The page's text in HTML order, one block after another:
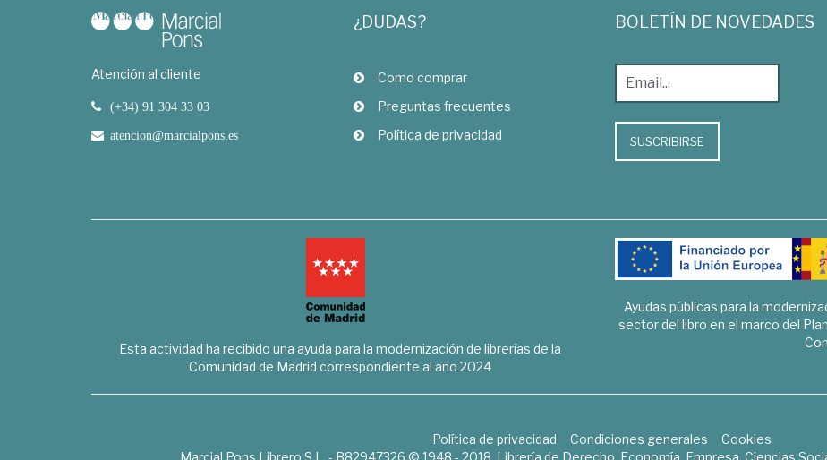
Atención al cliente
(+34) 91 304 33 03
atencion@marcialpons.es
¿DUDAS?
Como comprar
Preguntas frecuentes
Política de privacidad
BOLETÍN DE NOVEDADES
SUSCRIBIRSE
Esta actividad ha recibido una ayuda para la modernización de librerías de la
Comunidad de Madrid correspondiente al año 2024
Ayudas públicas para la
sector del libro en el marco del
Política de privacidad Condiciones generales
Cookies
Marcial Pons Librero S.L. - B82947326 © 1948 - 2018. Librería de Derecho, Economía, Empresa, Ciencias